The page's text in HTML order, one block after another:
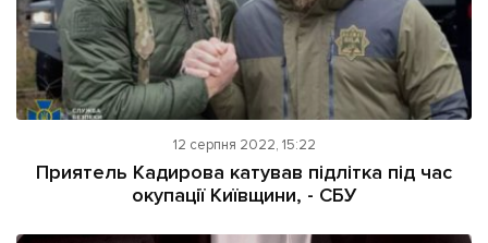
12 серпня 2022, 15:22
Приятель Кадирова катував підлітка під час
окупації Київщини, - СБУ